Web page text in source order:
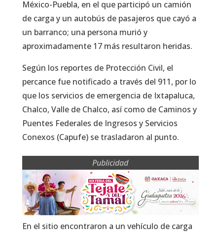
México-Puebla, en el que participó un camión
de carga y un autobús de pasajeros que cayó a
un barranco; una persona murió y
aproximadamente 17 más resultaron heridas.
Según los reportes de Protección Civil, el
percance fue notificado a través del 911, por lo
que los servicios de emergencia de Ixtapaluca,
Chalco, Valle de Chalco, así como de Caminos y
Puentes Federales de Ingresos y Servicios
Conexos (Capufe) se trasladaron al punto.
Publicidad
En el sitio encontraron a un vehículo de carga